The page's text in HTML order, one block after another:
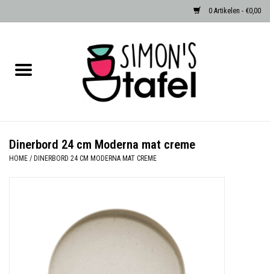
0 Artikelen - €0,00
Albast waxinehouders van Zenza
Dinerbord 24 cm Moderna mat creme
HOME / DINERBORD 24 CM MODERNA MAT CREME